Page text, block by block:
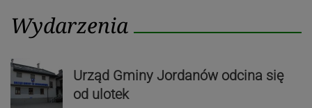
Wydarzenia
Urząd Gminy Jordanów odcina się
od ulotek